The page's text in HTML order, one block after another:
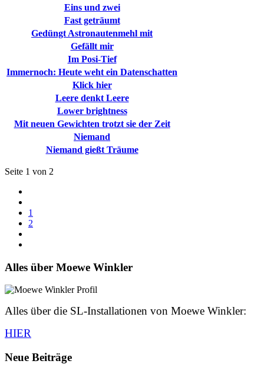
Eins und zwei
Fast geträumt
Gedüngt Astronautenmehl mit
Gefällt mir
Im Posi-Tief
Immernoch: Heute weht ein Datenschatten
Klick hier
Leere denkt Leere
Lower brightness
Mit neuen Gewichten trotzt sie der Zeit
Niemand
Niemand gießt Träume
Seite 1 von 2
1
2
Alles über Moewe Winkler
Alles über die SL-Installationen von Moewe Winkler:
HIER
Neue Beiträge